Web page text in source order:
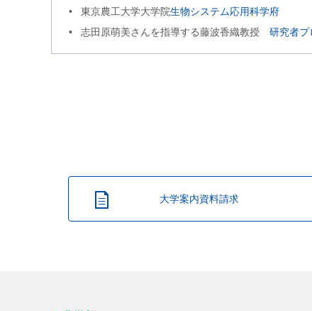
東京農工大学大学院生物システム応用科学府
志田原萌美さんを指導する藤波香織教授研究者プ
大学案内資料請求